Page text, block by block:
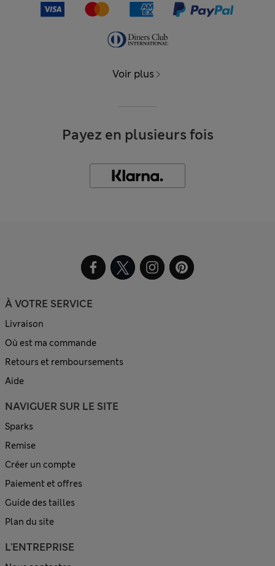
Voir plus
Payez en plusieurs fois
À VOTRE SERVICE
Livraison
Où est ma commande
Retours et remboursements
Aide
NAVIGUER SUR LE SITE
Sparks
Remise
Créer un compte
Paiement et offres
Guide des tailles
Plan du site
L'ENTREPRISE